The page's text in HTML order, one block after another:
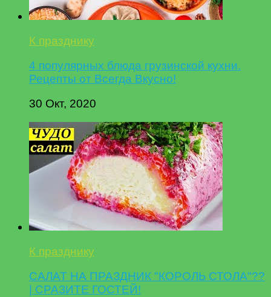
К празднику
4 популярных блюда грузинской кухни.
Рецепты от Всегда Вкусно!
30 Окт, 2020
К празднику
САЛАТ НА ПРАЗДНИК "КОРОЛЬ СТОЛА"??
| СРАЗИТЕ ГОСТЕЙ!